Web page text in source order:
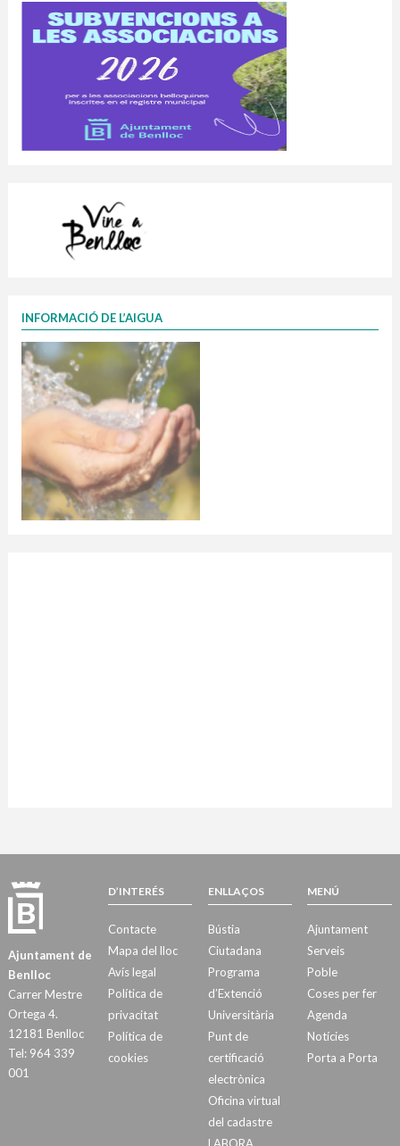
INFORMACIÓ DE L’AIGUA
Ajuntament de
Benlloc
Carrer Mestre
Ortega 4.
12181 Benlloc
Tel: 964 339
001
D’INTERÉS
Contacte
Mapa del lloc
Avís legal
Política de
privacitat
Política de
cookies
ENLLAÇOS
Bústia
Ciutadana
Programa
d’Extenció
Universitària
Punt de
certificació
electrònica
Oficina virtual
del cadastre
MENÚ
Ajuntament
Serveis
Poble
Coses per fer
Agenda
Notícies
Porta a Porta